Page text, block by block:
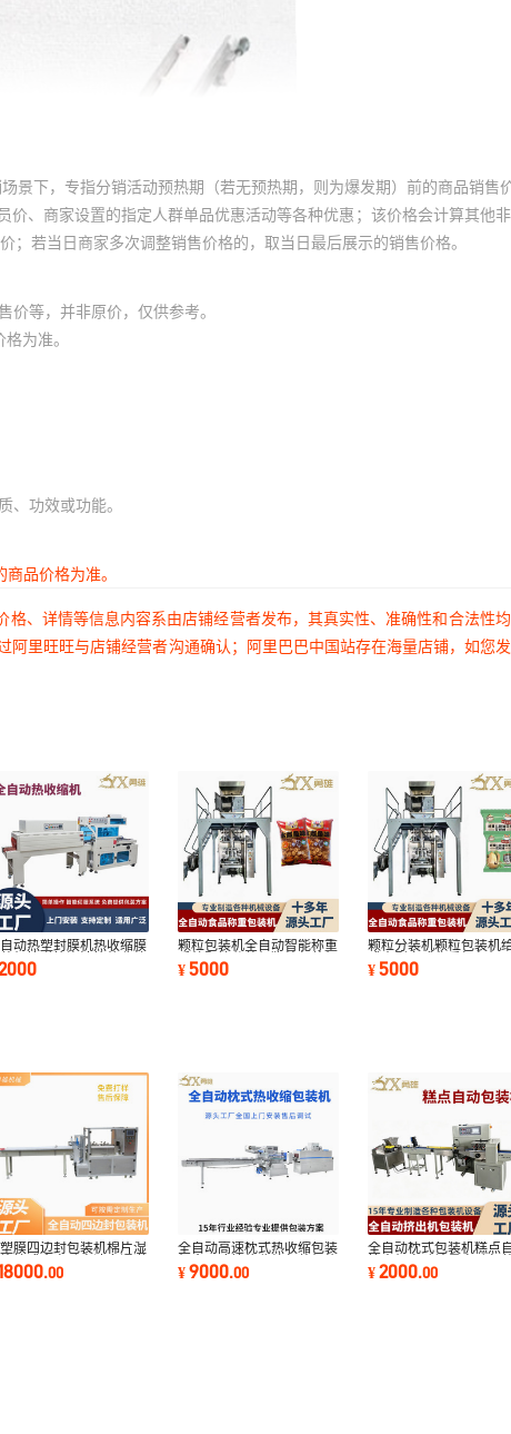
景下，专指分销活动预热期（若无预热期，则为爆发期）前的商品销售
、商家设置的指定人群单品优惠活动等各种优惠；该价格会计算其他
若当日商家多次调整销售价格的，取当日最后展示的销售价格。
等，并非原价，仅供参考。
为准。
功效或功能。
品价格为准。
、详情等信息内容系由店铺经营者发布，其真实性、准确性和合法性
里旺旺与店铺经营者沟通确认；阿里巴巴中国站存在海量店铺，如您
动热塑封膜机热收缩膜
装机快递箱泡沫箱热收缩
覆膜机
颗粒包装机全自动智能称重
系统颗粒分装机狗粮包装机
猫粮袋装包装
¥5000
颗粒分装机颗粒包装机
式大型立式称重打包机
粗粮袋装封口
¥5000
膜四边封包装机棉片湿
片枕式全自动高速多通道
机器厂家
.00
全自动高速枕式热收缩包装
机食用冰块热收缩包装机礼
盒奶茶覆膜机
¥9000.00
全自动枕式包装机糕点
挤出机自动计量自动包
口源头工厂
¥2000.00